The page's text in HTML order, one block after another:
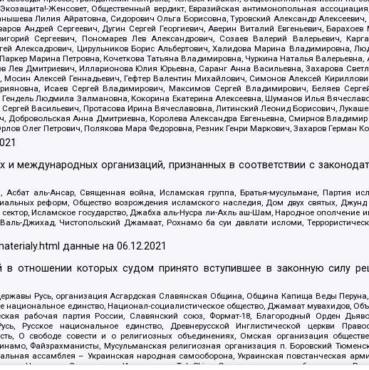
Женсовет, Общественный вердикт, Евразийская антимонопольная
Лилия Айратовна, Сидорович Ольга Борисовна, Туровский Александр Алексеевич,
Андрей Сергеевич, Дугин Сергей Георгиевич, Аверин Виталий Евгеньевич,
Сергеевич, Пономарев Лев Александрович, Созаев Валерий Валерьевич,
Алексадрович, Цирульников Борис Альбертович, Халидова Марина Владимировна,
Марина Петровна, Кочеткова Татьяна Владимировна, Чуркина Наталья
Лев Дмитриевич, Илларионова Юлия Юрьевна, Саранг Анна Васильевна, Захарова
Алексей Геннадьевич, Гефтер Валентин Михайлович, Симонов Алексей
Исаев Сергей Владимирович, Максимов Сергей Владимирович, Беляев
Людмила Залмановна, Кокорина Екатерина Алексеевна, Шуманов Илья
Васильевич, Протасова Ирина Вячеславовна, Литинский Леонид Борисович,
Анна Дмитриевна, Королева Александра Евгеньевна, Смирнов
Олег Петрович, Полякова Мара Федоровна, Резник Генри Маркович, Захаров Герман
международных организаций, признанных в соответствии с
аль-Ансар, Священная война, Исламская группа, Братья-мусульмане, Партия
реформ, Общество возрождения исламского наследия, Дом двух святых,
Исламское государство, Джабха аль-Нусра ли-Ахль аш-Шам, Народное
Джихад, Чистопольский Джамаат, Рохнамо ба суи давлати исломи,
данные на06.12.2021
отношении которых судом принято вступившее в законную силу
Русь, организация Асгардская Славянская Община, Община Капища Веды
единство, Национал-социалистическое общество, Джамаат мувахидов,
рабочая партия России, Славянский союз, Формат-18, Благородный Орден
Русское национальное единство, Древнерусской Инглистической церкви
О свободе совести и о религиозных объединениях, Омская организация
Файзрахманисты, Мусульманская религиозная организация п. Боровский
ассамблея – Украинская народная самооборона, Украинская повстанческая
Народная Социальная Инициатива, TulaSkins, Этнополитическое объединение